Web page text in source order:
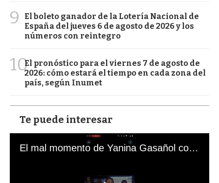
9
El boleto ganador de la Lotería Nacional de
España del jueves 6 de agosto de 2026 y los
números con reintegro
10El pronóstico para el viernes 7 de agosto de
2026: cómo estará el tiempo en cada zona del
país, según Inumet
Te puede interesar
El mal momento de Yanina Gasañol con un hincha argentino en "Subrayado"